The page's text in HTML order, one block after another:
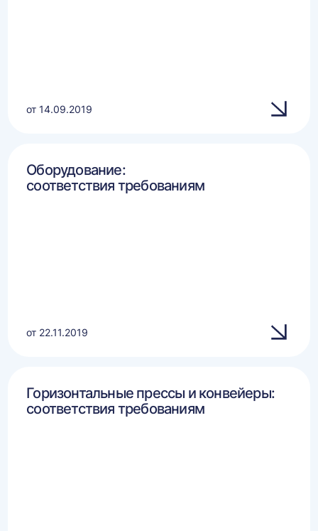
от 14.09.2019
Оборудование:
соответствия требованиям
от 22.11.2019
Горизонтальные прессы и конвейеры:
соответствия требованиям